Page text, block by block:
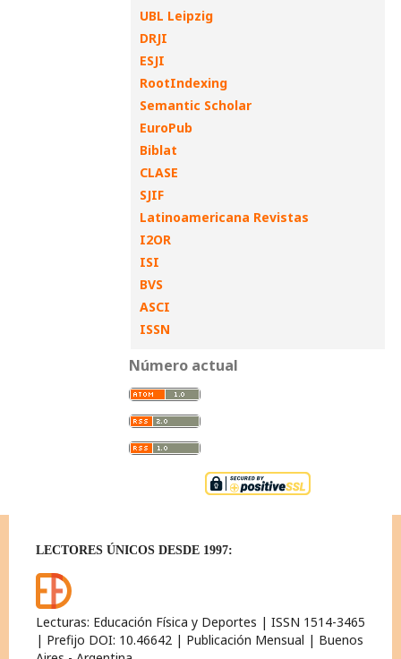
UBL Leipzig
DRJI
ESJI
RootIndexing
Semantic Scholar
EuroPub
Biblat
CLASE
SJIF
Latinoamericana Revistas
I2OR
ISI
BVS
ASCI
ISSN
Número actual
LECTORES ÚNICOS DESDE 1997:
Lecturas: Educación Física y Deportes | ISSN 1514-3465
| Prefijo DOI: 10.46642 | Publicación Mensual | Buenos